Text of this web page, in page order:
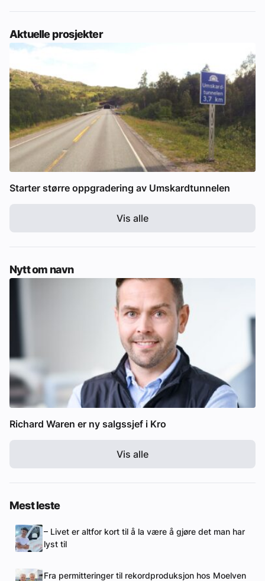
Aktuelle prosjekter
Starter større oppgradering av Umskardtunnelen
Vis alle
Nytt om navn
Richard Waren er ny salgssjef i Kro
Vis alle
Mest leste
– Livet er altfor kort til å la være å gjøre det man har
lyst til
Fra permitteringer til rekordproduksjon hos Moelven